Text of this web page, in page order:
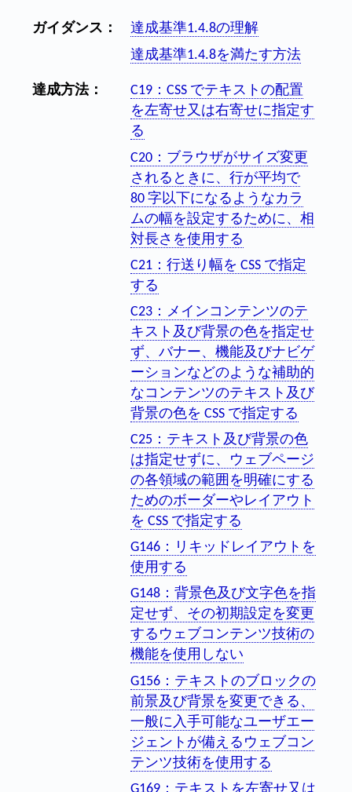
ガイダンス：
達成基準1.4.8の理解
達成基準1.4.8を満たす方法
達成方法：
C19：CSS でテキストの配置
を左寄せ又は右寄せに指定す
る
C20：ブラウザがサイズ変更
されるときに、行が平均で
80 字以下になるようなカラ
ムの幅を設定するために、相
対長さを使用する
C21：行送り幅を CSS で指定
する
C23：メインコンテンツのテ
キスト及び背景の色を指定せ
ず、バナー、機能及びナビゲ
ーションなどのような補助的
なコンテンツのテキスト及び
背景の色を CSS で指定する
C25：テキスト及び背景の色
は指定せずに、ウェブページ
の各領域の範囲を明確にする
ためのボーダーやレイアウト
を CSS で指定する
G146：リキッドレイアウトを
使用する
G148：背景色及び文字色を指
定せず、その初期設定を変更
するウェブコンテンツ技術の
機能を使用しない
G156：テキストのブロックの
前景及び背景を変更できる、
一般に入手可能なユーザエー
ジェントが備えるウェブコン
テンツ技術を使用する